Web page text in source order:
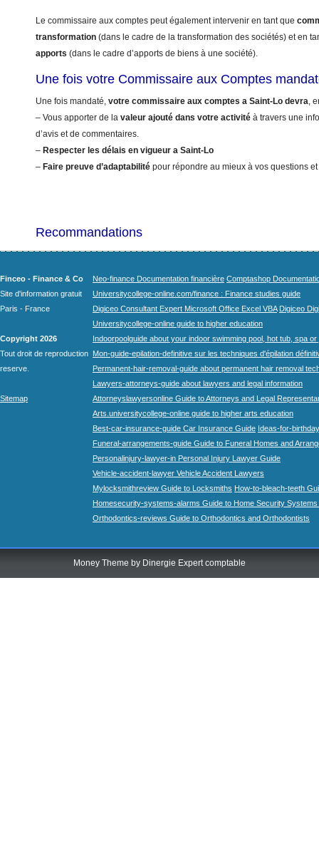
Le commissaire aux comptes peut également intervenir en tant que
transformation (dans le cadre de la transformation des sociétés) et en
apports (dans le cadre d’apports de biens à une société).
Une fois votre Commissaire aux Comptes
Une fois mandaté, votre commissaire aux comptes a Saint-Lo devra,
– Vous apporter de la valeur ajouté dans votre activité à travers une
d’avis et de commentaires.
– Respecter les délais en vigueur a Saint-Lo
– Faire preuve d’adaptabilité pour répondre au mieux à vos questions
Recommandations
Finceo - Finance & Co
Site d'information gratuit
Paris - France
Copyright 2026
Tout droit de reproduction
reserve.
Sitemap
Neo-finance Documentation financière Comptashop
Universitycollege-online.com/finance : Finance studies guide
Digiceo Consultant Expert Microsoft Office Excel VBA Digiceo
Universitycollege-online guide to higher education
Indoorpoolguide about your indoor swimming pool, hot tub, spa
Mon-guide-epilation-definitive sur les techniques d'épilation
Permanent-hair-removal-guide about permanent hair removal
Lawyers-attorneys-guide about lawyers and legal information
Attorneyslawyersonline Guide to Attorneys and Legal
Arts.universitycollege-online guide to higher arts education
Best-car-insurance-guide Car Insurance Guide Ideas-for-
Funeral-arrangements-guide Guide to Funeral Homes and
Personalinjury-lawyer-in Personal Injury Lawyer Guide
Vehicle-accident-lawyer Vehicle Accident Lawyers
Mylocksmithreview Guide to Locksmiths How-to-bleach-teeth
Homesecurity-systems-alarms Guide to Home Security Systems
Orthodontics-reviews Guide to Orthodontics and Orthodontists
Money Theme by Dinergie Expert comptable